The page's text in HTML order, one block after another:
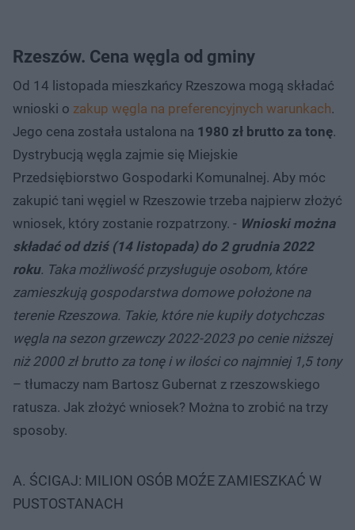
Rzeszów. Cena węgla od gminy
Od 14 listopada mieszkańcy Rzeszowa mogą składać
wnioski o zakup węgla na preferencyjnych warunkach.
Jego cena została ustalona na 1980 zł brutto za tonę.
Dystrybucją węgla zajmie się Miejskie
Przedsiębiorstwo Gospodarki Komunalnej. Aby móc
zakupić tani węgiel w Rzeszowie trzeba najpierw złożyć
wniosek, który zostanie rozpatrzony. - Wnioski można
składać od dziś (14 listopada) do 2 grudnia 2022
roku. Taka możliwość przysługuje osobom, które
zamieszkują gospodarstwa domowe położone na
terenie Rzeszowa. Takie, które nie kupiły dotychczas
węgla na sezon grzewczy 2022-2023 po cenie niższej
niż 2000 zł brutto za tonę i w ilości co najmniej 1,5 tony
– tłumaczy nam Bartosz Gubernat z rzeszowskiego
ratusza. Jak złożyć wniosek? Można to zrobić na trzy
sposoby.
A. ŚCIGAJ: MILION OSÓB MOŹE ZAMIESZKAĆ W
PUSTOSTANACH